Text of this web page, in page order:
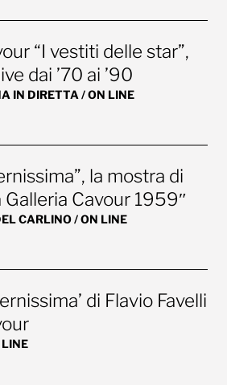
“I vestiti delle star”,
dai ’70 ai ’90
IN DIRETTA / ON LINE
la mostra di
Galleria Cavour 1959″
CARLINO / ON LINE
di Flavio Favelli